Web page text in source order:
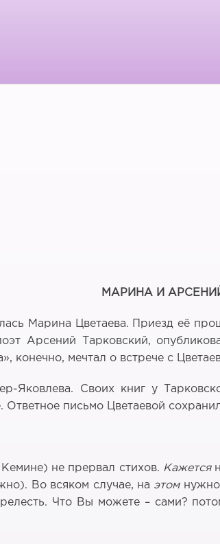
МАРИНА И
Марина Цветаева. Приезд её
Арсений Тарковский,
конечно, мечтал о встрече с
Яковлева. Своих книг у
письмо Цветаевой
не прервал стихов. Кажется
Во всяком случае, на этомнужно
Что Вы можете – сами?